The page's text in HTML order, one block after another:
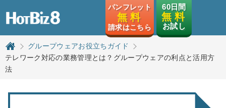
パンフレット
無 料
請求はこちら
60日間
無 料
お試し
トップページ
グループウェアお役立ちガイド
テレワーク対応の業務管理とは？グループウェアの利点と活用方
法